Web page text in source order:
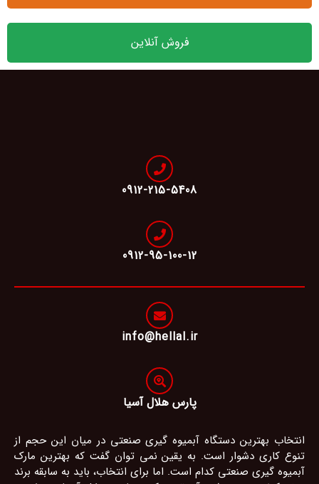
فروش آنلاین
پارس هلال آسیا
انتخاب بهترین دستگاه آبمیوه گیری صنعتی در میان این حجم از
تنوع کاری دشوار است. به یقین نمی توان گفت که بهترین مارک
آبمیوه گیری صنعتی کدام است. اما برای انتخاب، باید به سابقه برند
0912-215-5408
0912-95-100-12
info@hellal.ir